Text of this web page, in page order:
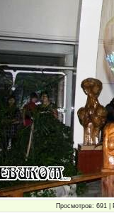
Просмотров: 691 |